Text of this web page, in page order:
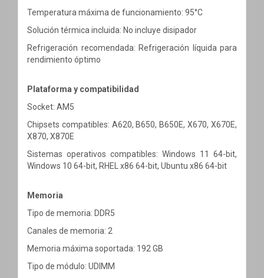
Temperatura máxima de funcionamiento: 95°C
Solución térmica incluida: No incluye disipador
Refrigeración recomendada: Refrigeración líquida para
rendimiento óptimo
Plataforma y compatibilidad
Socket: AM5
Chipsets compatibles: A620, B650, B650E, X670, X670E,
X870, X870E
Sistemas operativos compatibles: Windows 11 64-bit,
Windows 10 64-bit, RHEL x86 64-bit, Ubuntu x86 64-bit
Memoria
Tipo de memoria: DDR5
Canales de memoria: 2
Memoria máxima soportada: 192 GB
Tipo de módulo: UDIMM